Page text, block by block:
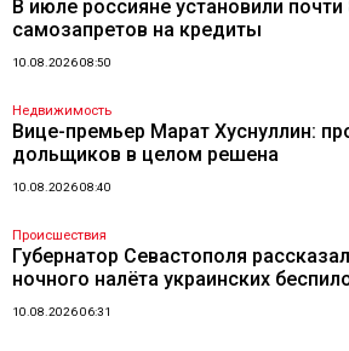
В июле россияне установили
самозапретов на кредиты
10.08.2026 08:50
Недвижимость
Вице-премьер Марат Хуснуллин:
дольщиков в целом решена
10.08.2026 08:40
Происшествия
Губернатор Севастополя
ночного налёта украинских
10.08.2026 06:31